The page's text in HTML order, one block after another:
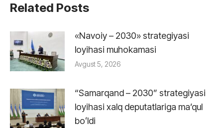
Related Posts
«Navoiy – 2030» strategiyasi
loyihasi muhokamasi
Avgust 5, 2026
“Samarqand – 2030” strategiyasi
loyihasi xalq deputatlariga maʼqul
boʻldi